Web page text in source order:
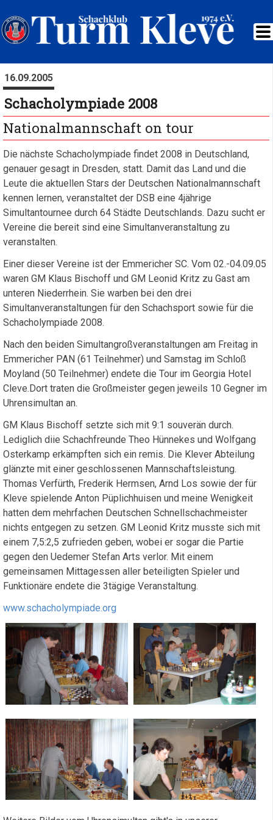
16.09.2005
Schacholympiade 2008
Nationalmannschaft on tour
Die nächste Schacholympiade findet 2008 in Deutschland,
genauer gesagt in Dresden, statt. Damit das Land und die
Leute die aktuellen Stars der Deutschen Nationalmannschaft
kennen lernen, veranstaltet der DSB eine 4jährige
Simultantournee durch 64 Städte Deutschlands. Dazu sucht er
Vereine die bereit sind eine Simultanveranstaltung zu
veranstalten.
Einer dieser Vereine ist der Emmericher SC. Vom 02.-04.09.05
waren GM Klaus Bischoff und GM Leonid Kritz zu Gast am
unteren Niederrhein. Sie warben bei den drei
Simultanveranstaltungen für den Schachsport sowie für die
Schacholympiade 2008.
Nach den beiden Simultangroßveranstaltungen am Freitag in
Emmericher PAN (61 Teilnehmer) und Samstag im Schloß
Moyland (50 Teilnehmer) endete die Tour im Georgia Hotel
Cleve.Dort traten die Großmeister gegen jeweils 10 Gegner im
Uhrensimultan an.
GM Klaus Bischoff setzte sich mit 9:1 souverän durch.
Lediglich diie Schachfreunde Theo Hünnekes und Wolfgang
Osterkamp erkämpften sich ein remis. Die Klever Abteilung
glänzte mit einer geschlossenen Mannschaftsleistung.
Thomas Verfürth, Frederik Hermsen, Arnd Los sowie der für
Kleve spielende Anton Püplichhuisen und meine Wenigkeit
hatten dem mehrfachen Deutschen Schnellschachmeister
nichts entgegen zu setzen. GM Leonid Kritz musste sich mit
einem 7,5:2,5 zufrieden geben, wobei er sogar die Partie
gegen den Uedemer Stefan Arts verlor. Mit einem
gemeinsamen Mittagessen aller beteiligten Spieler und
Funktionäre endete die 3tägige Veranstaltung.
www.schacholympiade.org